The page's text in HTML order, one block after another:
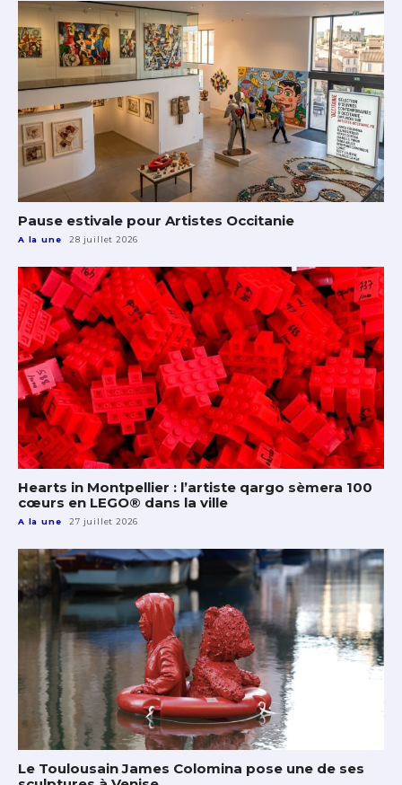
Pause estivale pour Artistes Occitanie
A la une 28 juillet 2026
Hearts in Montpellier : l’artiste qargo sèmera 100
cœurs en LEGO® dans la ville
A la une 27 juillet 2026
Le Toulousain James Colomina pose une de ses